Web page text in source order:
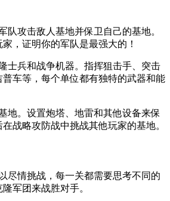
队攻击敌人基地并保卫自己的基地。
，证明你的军队是最强大的！
士兵和战争机器。指挥狙击手、突击
车等，每个单位都有独特的武器和能
地。设置炮塔、地雷和其他设备来保
战略攻防战中挑战其他玩家的基地。
尽情挑战，每一关都需要思考不同的
军团来战胜对手。